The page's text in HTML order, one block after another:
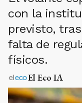
con la
previsto,
falta de
físicos.
El Eco IA